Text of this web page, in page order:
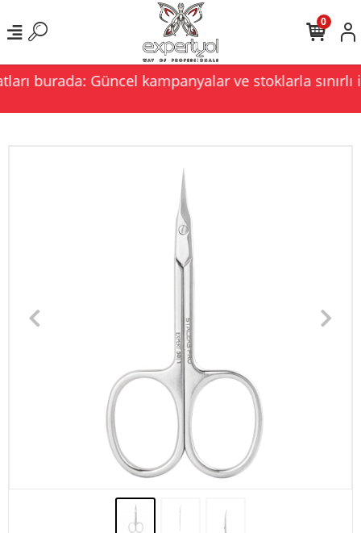
burada: Güncel kampanyalar ve stoklarla
0